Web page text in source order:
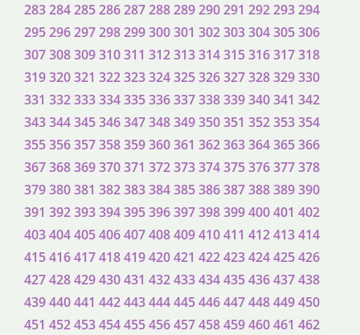
283284285286287288289290291 292293294
295296297298299300301 302303304305306
307308309310311 312313314315316317318
319320321 322323324325326327328329330
331 332333334335336337338339340341 342
343344345346347348349350351 352353354
355356357358359360361 362363364365366
367368369370371 372373374375376377378
379380381 382383384385386387388389390
391 392393394395396397398399400401 402
403404405406407408409410411 412413414
415416417418419420421 422423424425426
427428429430431 432433434435436437438
439440441 442443444445446447448449450
451 452453454455456457458459460461 462